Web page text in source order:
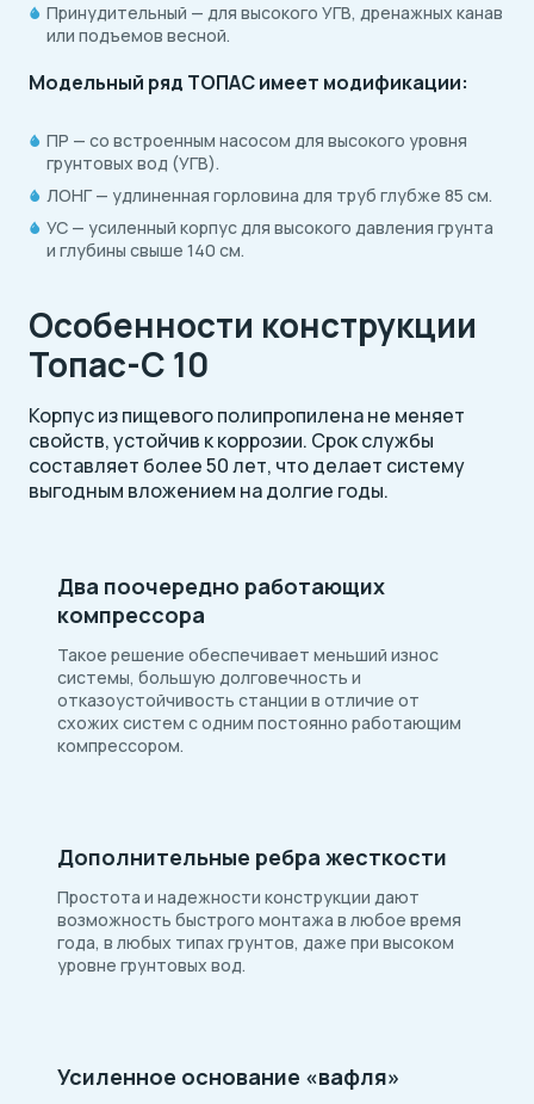
Принудительный — для высокого УГВ, дренажных канав
или подъемов весной.
Модельный ряд ТОПАС имеет модификации:
ПР — со встроенным насосом для высокого уровня
грунтовых вод (УГВ).
ЛОНГ — удлиненная горловина для труб глубже 85 см.
УС — усиленный корпус для высокого давления грунта
и глубины свыше 140 см.
Особенности конструкции
Топас-С 10
Корпус из пищевого полипропилена не меняет
свойств, устойчив к коррозии. Срок службы
составляет более 50 лет, что делает систему
выгодным вложением на долгие годы.
Два поочередно работающих
компрессора
Такое решение обеспечивает меньший износ
системы, большую долговечность и
отказоустойчивость станции в отличие от
схожих систем с одним постоянно работающим
компрессором.
Дополнительные ребра жесткости
Простота и надежности конструкции дают
возможность быстрого монтажа в любое время
года, в любых типах грунтов, даже при высоком
уровне грунтовых вод.
Усиленное основание «вафля»